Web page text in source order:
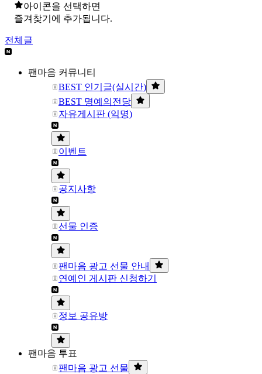
아이콘을 선택하면
즐겨찾기에 추가됩니다.
전체글
팬마음 커뮤니티
BEST 인기글(실시간)
BEST 명예의전당
자유게시판 (익명)
이벤트
공지사항
선물 인증
팬마음 광고 선물 안내
연예인 게시판 신청하기
정보 공유방
팬마음 투표
팬마음 광고 선물